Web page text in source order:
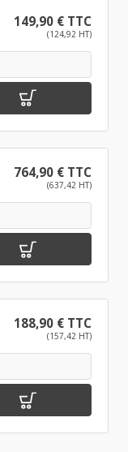
149,90 € TTC
(124,92 HT)
764,90 € TTC
(637,42 HT)
188,90 € TTC
(157,42 HT)